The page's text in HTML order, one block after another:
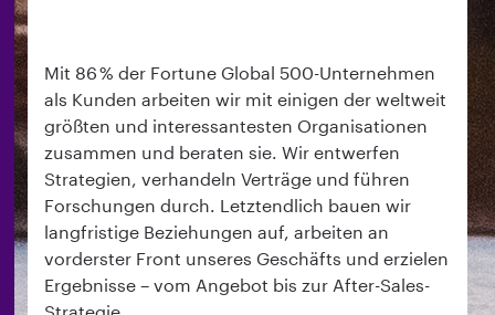
Mit 86 % der Fortune Global 500-Unternehmen
als Kunden arbeiten wir mit einigen der weltweit
größten und interessantesten Organisationen
zusammen und beraten sie. Wir entwerfen
Strategien, verhandeln Verträge und führen
Forschungen durch. Letztendlich bauen wir
langfristige Beziehungen auf, arbeiten an
vorderster Front unseres Geschäfts und erzielen
Ergebnisse – vom Angebot bis zur After-Sales-